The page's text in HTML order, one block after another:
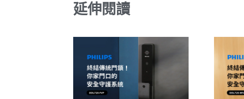
延伸閱讀